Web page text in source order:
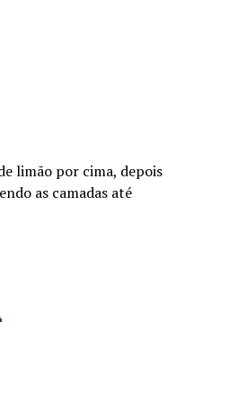
limão por cima, depois
as camadas até